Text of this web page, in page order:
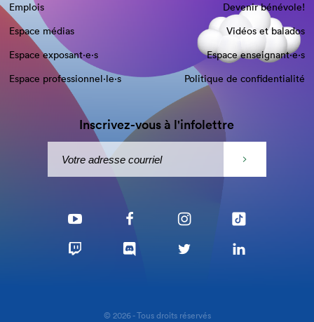
Emplois
Devenir bénévole!
Espace médias
Vidéos et balados
Espace exposant·e⋅s
Espace enseignant·e⋅s
Espace professionnel·le⋅s
Politique de confidentialité
Inscrivez-vous à l'infolettre
© 2026 - Tous droits réservés